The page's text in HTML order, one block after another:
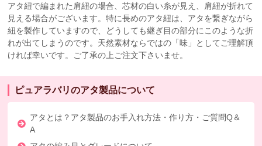
アタ紐で編まれた肩紐の場合、芯材の白い糸が見え、肩紐が折れて
見える場合がございます。特に長めのアタ紐は、アタを繋ぎながら
紐を製作していますので、どうしても継ぎ目の部分にこのような折
れが出てしまうのです。天然素材ならではの「味」としてご理解頂
ければ幸いです。ご了承の上ご注文下さいませ。
ピュアラバリのアタ製品について
アタとは？アタ製品のお手入れ方法・作り方・ご質問Q＆
A